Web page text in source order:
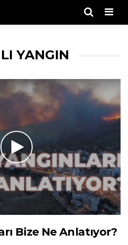
YANGIN
Bize Ne Anlatıyor?